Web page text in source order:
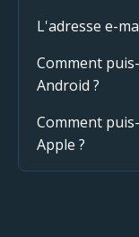
L'adresse e-
Comment
Android ?
Comment
Apple ?